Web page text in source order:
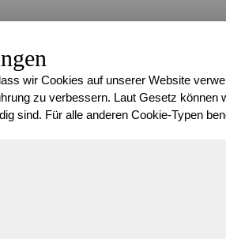
wir Cookies auf unserer Website
zu verbessern. Laut Gesetz
sind. Für alle anderen Cookie-Typen